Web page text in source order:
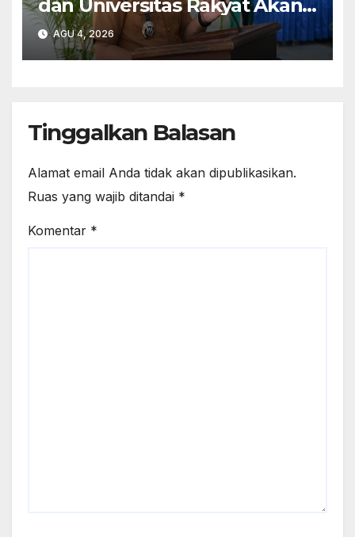
dan Universitas Rakyat Akan
Dibangun di Kabupaten
Kupang
AGU 4, 2026
Tinggalkan Balasan
Alamat email Anda tidak akan dipublikasikan.
Ruas yang wajib ditandai *
Komentar *